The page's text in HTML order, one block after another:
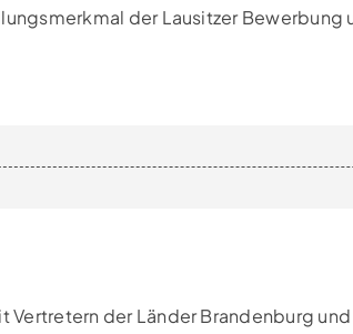
der Lausitzer Bewerbung
der Länder Brandenburg